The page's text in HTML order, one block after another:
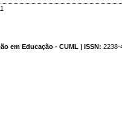
em Educação - CUML | ISSN: 2238-